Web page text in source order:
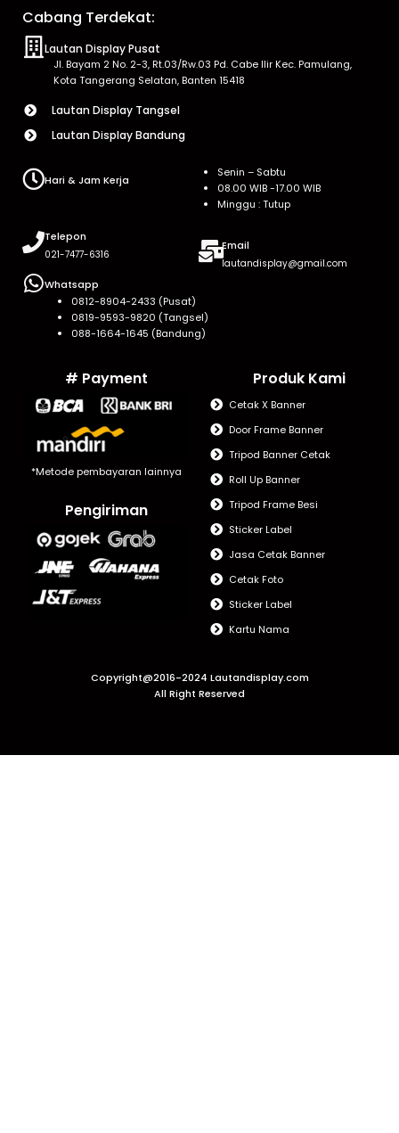
Cabang Terdekat:
Lautan Display Pusat
Jl. Bayam 2 No. 2-3, Rt.03/Rw.03 Pd. Cabe Ilir Kec. Pamulang,
Kota Tangerang Selatan, Banten 15418
Lautan Display Tangsel
Lautan Display Bandung
Hari & Jam Kerja
Senin – Sabtu
08.00 WIB -17.00 WIB
Minggu : Tutup
Telepon
021-7477-6316
Email
lautandisplay@gmail.com
Whatsapp
0812-8904-2433 (Pusat)
0819-9593-9820 (Tangsel)
088-1664-1645 (Bandung)
# Payment
*Metode pembayaran lainnya
Pengiriman
Produk Kami
Cetak X Banner
Door Frame Banner
Tripod Banner Cetak
Roll Up Banner
Tripod Frame Besi
Sticker Label
Jasa Cetak Banner
Cetak Foto
Sticker Label
Kartu Nama
Copyright@2016-2024 Lautandisplay.com
All Right Reserved